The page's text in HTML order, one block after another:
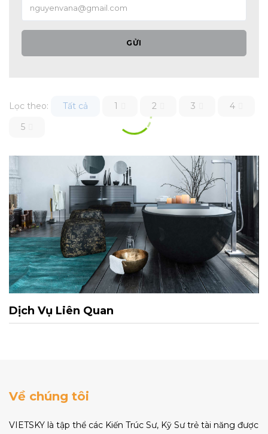
GỬI
Lọc theo: Tất cả 1 2 3
4
5
Dịch Vụ Liên Quan
Về chúng tôi
VIETSKY là tập thể các Kiến Trúc Sư, Kỹ Sư trẻ tài năng được